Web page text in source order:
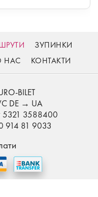
ЗУПИНКИ
НАС КОНТАКТИ
BILET
DE → UA
5321 3588400
914 81 9033